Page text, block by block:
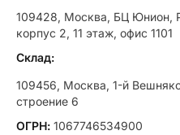
109428, Москва, БЦ Юнион,
корпус 2, 11 этаж, офис 1101
Склад:
109456, Москва, 1-й
строение 6
ОГРН: 1067746534900